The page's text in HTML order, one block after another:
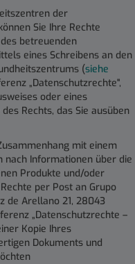
der
Sie Ihre Rechte
betreuenden
eines Schreibens an den
(siehe
„Datenschutzrechte",
oder eines
Rechts, das Sie ausüben
mit einem
Informationen über die
Produkte und/oder
per Post an Grupo
de Arellano 21, 28043
„Datenschutzrechte –
Kopie Ihres
Dokuments und